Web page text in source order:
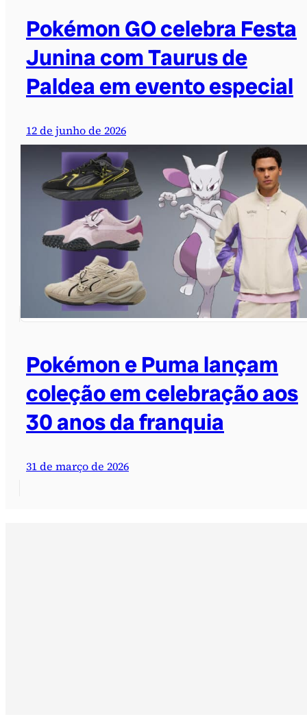
Pokémon GO celebra Festa
Junina com Taurus de
Paldea em evento especial
12 de junho de 2026
Pokémon e Puma lançam
coleção em celebração aos
30 anos da franquia
31 de março de 2026